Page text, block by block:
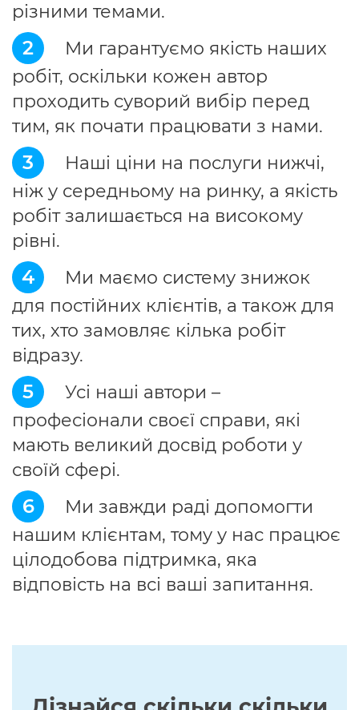
різними темами.
2
Ми гарантуємо якість наших
робіт, оскільки кожен автор
проходить суворий вибір перед
тим, як почати працювати з нами.
3
Наші ціни на послуги нижчі,
ніж у середньому на ринку, а якість
робіт залишається на високому
рівні.
4
Ми маємо систему знижок
для постійних клієнтів, а також для
тих, хто замовляє кілька робіт
відразу.
5
Усі наші автори –
професіонали своєї справи, які
мають великий досвід роботи у
своїй сфері.
6
Ми завжди раді допомогти
нашим клієнтам, тому у нас працює
цілодобова підтримка, яка
відповість на всі ваші запитання.